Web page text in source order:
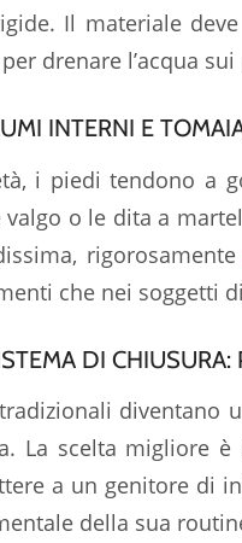
Il materiale
drenare l’acqua
INTERNI E
i piedi tendono a
valgo o le dita a
rigorosamente
che nei soggetti
DI CHIUSURA:
diventano
La scelta migliore
a un genitore di
della sua